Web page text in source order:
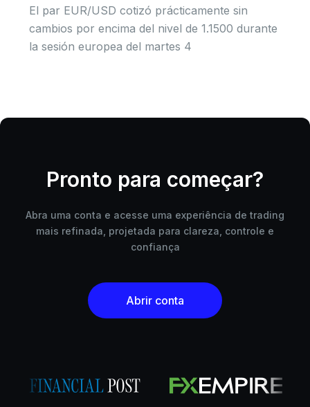
El par EUR/USD cotizó prácticamente sin
cambios por encima del nivel de 1.1500 durante
la sesión europea del martes 4
Pronto para começar?
Abra uma conta e acesse uma experiência de trading
mais refinada, projetada para clareza, controle e
confiança
Abrir conta